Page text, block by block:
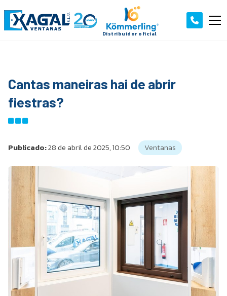
Cantas maneiras hai de abrir
fiestras?
Publicado:28 de abril de 2025, 10:50 Ventanas